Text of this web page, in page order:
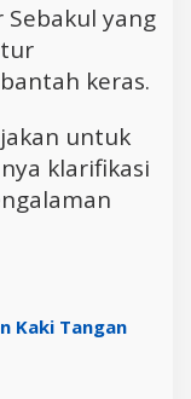
yang
keras.
untuk
klarifikasi
Kaki Tangan